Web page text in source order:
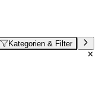
Kategorien & Filter